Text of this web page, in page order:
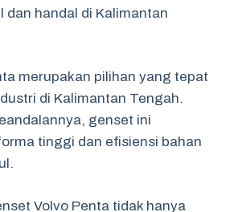
dan handal di Kalimantan
merupakan pilihan yang tepat
di Kalimantan Tengah.
genset ini
tinggi dan efisiensi bahan
Volvo Penta tidak hanya